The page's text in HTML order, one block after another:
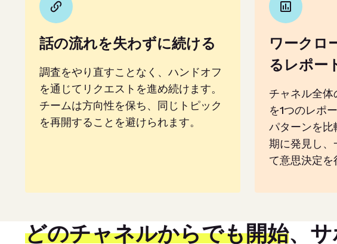
話の流れを失わずに続ける
調査をやり直すことなく、ハンドオフ
を通じてリクエストを進め続けます。
チームは方向性を保ち、同じトピック
を再開することを避けられます。
ワークロ
るレポー
チャネル全
を1つのレポ
パターンを
期に発見し、
て意思決定を
どのチャネルからでも開始、